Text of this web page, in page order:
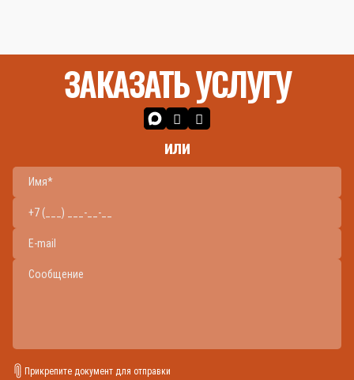
ЗАКАЗАТЬ УСЛУГУ
или
Прикрепите документ для отправки